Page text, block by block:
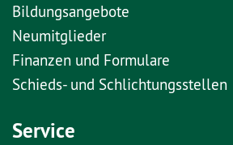
Bildungsangebote
Neumitglieder
Finanzen und Formulare
Schieds- und Schlichtungsstellen
Service